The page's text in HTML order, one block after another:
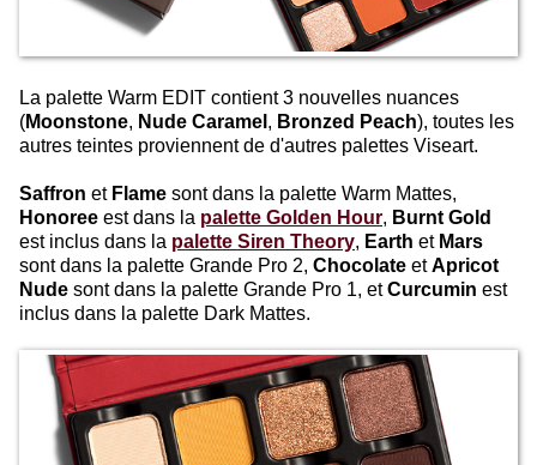
La palette Warm EDIT contient 3 nouvelles nuances
(Moonstone, Nude Caramel , Bronzed Peach), toutes les
autres teintes proviennent de d'autres palettes Viseart.
Saffron et Flame sont dans la palette Warm Mattes,
Honoree est dans la palette Golden Hour, Burnt Gold
est inclus dans la palette Siren Theory, Earth et Mars
sont dans la palette Grande Pro 2, Chocolate etApricot
Nude sont dans la palette Grande Pro 1, etCurcumin est
inclus dans la palette Dark Mattes.